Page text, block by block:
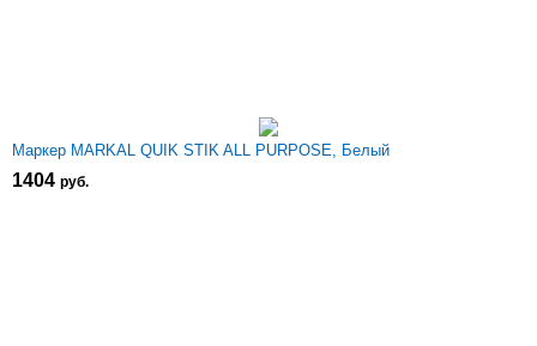
Маркер MARKAL QUIK STIK ALL PURPOSE, Белый
1404 руб.